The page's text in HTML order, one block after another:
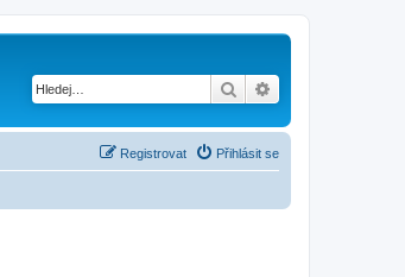
Hledat
Přihlásit se
Registrovat